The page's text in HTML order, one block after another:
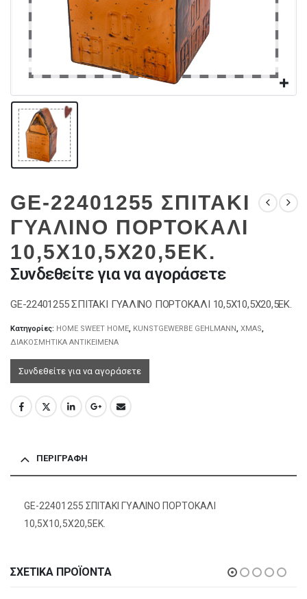
GE-22401255 ΣΠΙΤΑΚΙ
ΓΥΑΛΙΝΟ ΠΟΡΤΟΚΑΛΙ
10,5Χ10,5Χ20,5ΕΚ.
Συνδεθείτε για να αγοράσετε
GE-22401255 ΣΠΙΤΑΚΙ ΓΥΑΛΙΝΟ ΠΟΡΤΟΚΑΛΙ 10,5Χ10,5Χ20,5ΕΚ.
Κατηγορίες: HOME SWEET HOME, KUNSTGEWERBE GEHLMANN, XMAS,
ΔΙΑΚΟΣΜΗΤΙΚΑ ΑΝΤΙΚΕΙΜΕΝΑ
Συνδεθείτε για να αγοράσετε
ΠΕΡΙΓΡΑΦΉ
GE-22401255 ΣΠΙΤΑΚΙ ΓΥΑΛΙΝΟ ΠΟΡΤΟΚΑΛΙ
10,5Χ10,5Χ20,5ΕΚ.
ΣΧΕΤΙΚΆ ΠΡΟΪΌΝΤΑ